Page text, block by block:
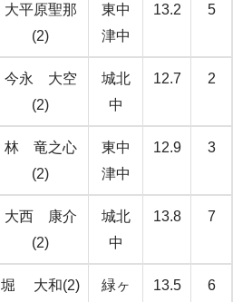
大平原聖那
(2)
東中
津中
13.2 5
今永 大空
(2)
城北
中
12.7 2
林 竜之心
(2)
東中
津中
12.9 3
大西 康介
(2)
城北
中
13.8 7
堀 大和(2)
緑ヶ
13.5 6